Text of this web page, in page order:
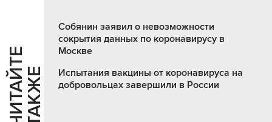
Ч
И
Т
АЙ
Т
Е
Т
А
К
ЖЕ
Собянин заявил о невозможности
сокрытия данных по коронавирусу в
Москве
Испытания вакцины от коронавируса на
добровольцах завершили в России